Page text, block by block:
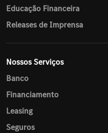
Educação Financeira
Releases de Imprensa
Nossos Serviços
Banco
Financiamento
Leasing
Seguros